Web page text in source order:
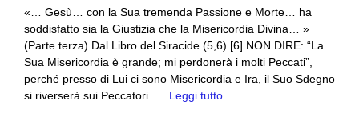
«… Gesù… con la Sua tremenda Passione e Morte… ha
soddisfatto sia la Giustizia che la Misericordia Divina… »
(Parte terza) Dal Libro del Siracide (5,6) [6] NON DIRE: “La
Sua Misericordia è grande; mi perdonerà i molti Peccati”,
perché presso di Lui ci sono Misericordia e Ira, il Suo Sdegno
si riverserà sui Peccatori. … Leggi tutto